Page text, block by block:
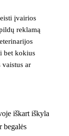
įvairios
reklamą
bet kokius
vaistus ar
iškart iškyla
begalės